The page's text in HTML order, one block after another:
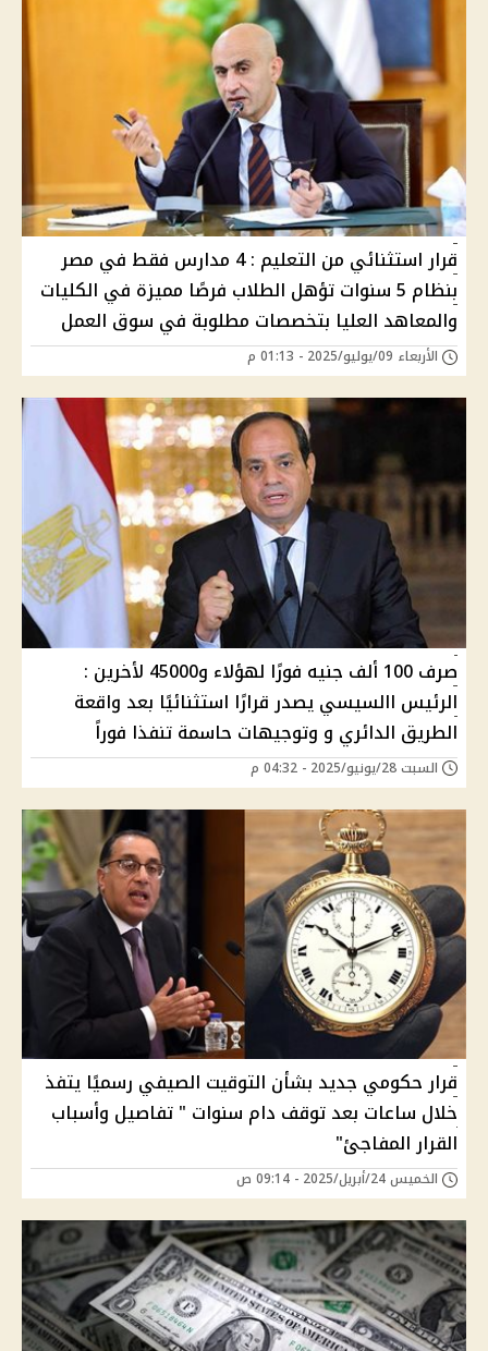
قرار استثنائي من التعليم : 4 مدارس فقط في مصر
بنظام 5 سنوات تؤهل الطلاب فرصًا مميزة في الكليات
والمعاهد العليا بتخصصات مطلوبة في سوق العمل
الأربعاء 09/يوليو/2025 - 01:13 م
صرف 100 ألف جنيه فورًا لهؤلاء و45000 لأخرين :
الرئيس االسيسي يصدر قرارًا استثنائيًا بعد واقعة
الطريق الدائري و وتوجيهات حاسمة تنفذا فوراً
السبت 28/يونيو/2025 - 04:32 م
قرار حكومي جديد بشأن التوقيت الصيفي رسميًا يتفذ
خلال ساعات بعد توقف دام سنوات " تفاصيل وأسباب
القرار المفاجئ"
الخميس 24/أبريل/2025 - 09:14 ص